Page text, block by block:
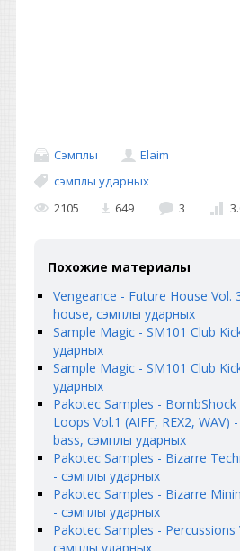
Сэмплы
Elaim
сэмплы ударных
2105
649 3
Похожие материалы
Vengeance - Future House Vol.
house, сэмплы ударных
Sample Magic - SM101 Club
ударных
Sample Magic - SM101 Club
ударных
Pakotec Samples -
Loops Vol.1 (AIFF, REX2,
bass, сэмплы ударных
Pakotec Samples - Bizarre
- сэмплы ударных
Pakotec Samples - Bizarre
- сэмплы ударных
Pakotec Samples - Percussions